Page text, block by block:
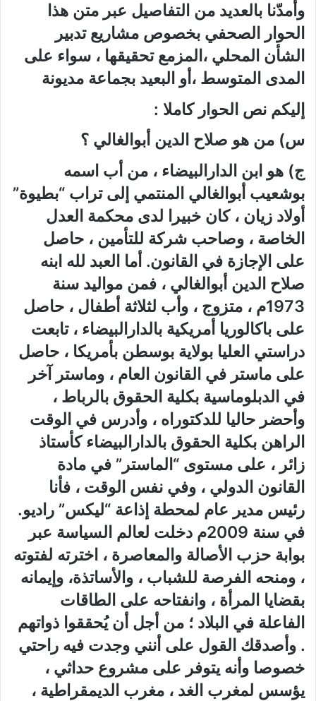
وأمدّنا بالعديد من التفاصيل عبر متن هذا
الحوار الصحفي بخصوص مشاريع تدبير
الشأن المحلي ،المزمع تحقيقها ، سواء على
المدى المتوسط ،أو البعيد بجماعة مديونة
إليكم نص الحوار كاملا :
س) من هو صلاح الدين أبوالغالي ؟
ج) هو ابن الدارالبيضاء ، من أب اسمه
بوشعيب أبوالغالي المنتمي إلى تراب “بطيوة”
أولاد زيان ، كان خبيرا لدى محكمة العدل
الخاصة ، وصاحب شركة للتأمين ، حاصل
على الإجازة في القانون. أما العبد لله ابنه
صلاح الدين أبوالغالي ، فمن مواليد سنة
1973م ، متزوج ، وأب لثلاثة أطفال ، حاصل
على باكالوريا أمريكية بالدارالبيضاء ، تابعت
دراستي العليا بولاية بوسطن بأمريكا ، حاصل
على ماستر في القانون العام ، وماستر آخر
في الدبلوماسية بكلية الحقوق بالرباط ،
وأحضر حاليا للدكتوراه ، وأدرس في الوقت
الراهن بكلية الحقوق بالدارالبيضاء كأستاذ
زائر ، على مستوى “الماستر” في مادة
القانون الدولي ، وفي نفس الوقت ، فأنا
رئيس مدير عام لمحطة إذاعة “ليكس” راديو.
في سنة 2009م دخلت لعالم السياسة عبر
بوابة حزب الأصالة والمعاصرة ، اخترته لفتوته
، ومنحه الفرصة للشباب ، والأساتذة، وإيمانه
بقضايا المرأة ، وانفتاحه على الطاقات
الفاعلة في البلاد ؛ من أجل أن يُحققوا ذواتهم
. وأصدقك القول على أنني وجدت فيه راحتي
خصوصا وأنه يتوفر على مشروع حداثي ،
يؤسس لمغرب الغد ، مغرب الديمقراطية ،